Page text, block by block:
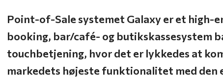
​Point-of-Sale systemet Galaxy er et high-
booking, bar/café- og butikskassesystem
touchbetjening, hvor det er lykkedes at
markedets højeste funktionalitet med den